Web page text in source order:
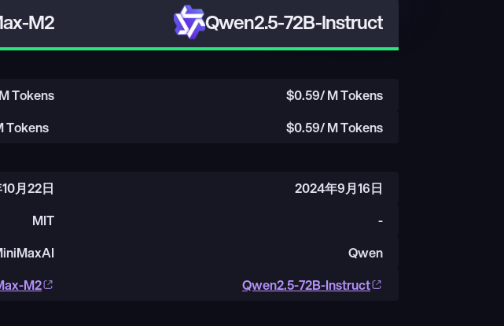
M2 Qwen2.5-72B-Instruct
Tokens $0.59/ M Tokens
Tokens $0.59/ M Tokens
月22日
2024年9月16日
MIT
-
Qwen
M2 Qwen2.5-72B-Instruct